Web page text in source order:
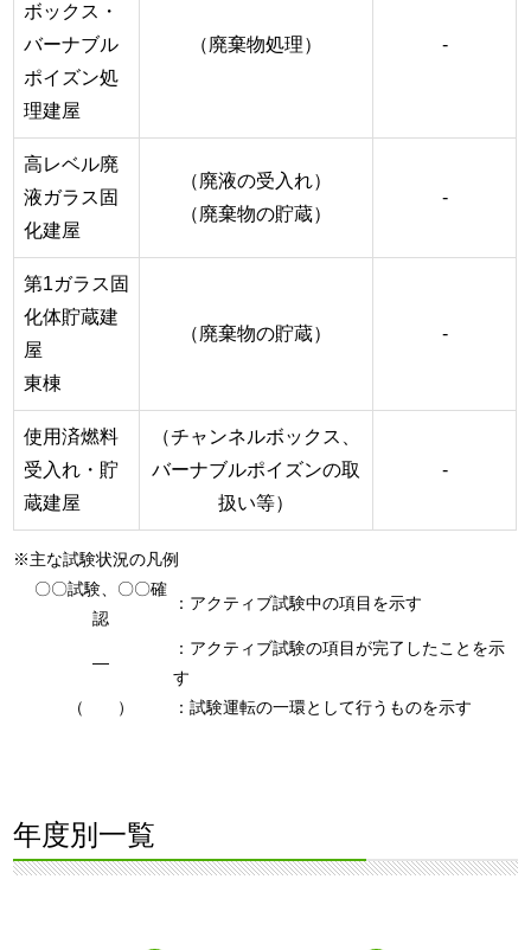
ボックス・
バーナブル
ポイズン処
理建屋
（廃棄物処理） -
高レベル廃
液ガラス固
化建屋
（廃液の受入れ）
（廃棄物の貯蔵）
-
第1ガラス固
化体貯蔵建
屋
東棟
（廃棄物の貯蔵） -
使用済燃料
受入れ・貯
蔵建屋
（チャンネルボックス、
バーナブルポイズンの取
扱い等）
-
※主な試験状況の凡例
〇〇試験、〇〇確
認
：アクティブ試験中の項目を示す
―
：アクティブ試験の項目が完了したことを示
す
（ ）
：試験運転の一環として行うものを示す
年度別一覧